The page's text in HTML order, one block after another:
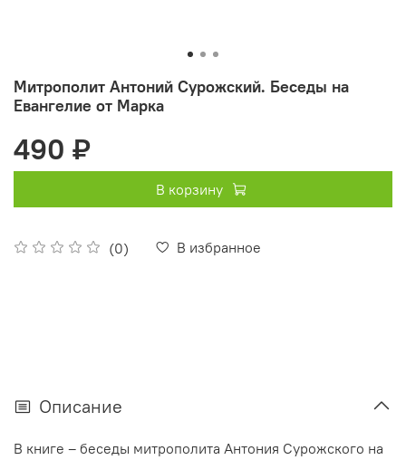
Митрополит Антоний Сурожский. Беседы на
Евангелие от Марка
(0) В избранное
490 ₽
В корзину
Описание
В книге – беседы митрополита Антония Сурожского на